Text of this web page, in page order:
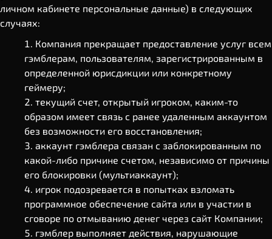
личном кабинете персональные данные) в следующих
случаях:
Компания прекращает предоставление услуг всем
гэмблерам, пользователям, зарегистрированным в
определенной юрисдикции или конкретному
геймеру;
текущий счет, открытый игроком, каким-то
образом имеет связь с ранее удаленным аккаунтом
без возможности его восстановления;
аккаунт гэмблера связан с заблокированным по
какой-либо причине счетом, независимо от причины
его блокировки (мультиаккаунт);
игрок подозревается в попытках взломать
программное обеспечение сайта или в участии в
сговоре по отмыванию денег через сайт Компании;
гэмблер выполняет действия, нарушающие